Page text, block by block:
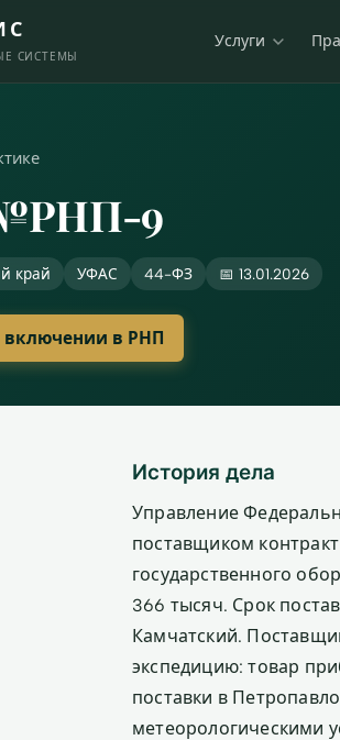
СИСТЕМЫ
Услуги
9
край УФАС 44-ФЗ 📅 13.01.2026
включении в РНП
История дела
Управление
поставщиком
государственного
366 тысяч. Срок
Камчатский.
экспедицию: товар
поставки в
метеорологическими